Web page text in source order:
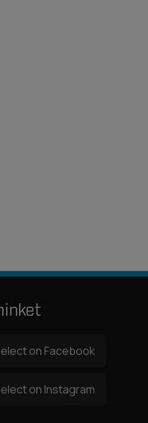
on Facebook
on Instagram